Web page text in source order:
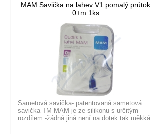
MAM Savička na lahev V1 pomalý průtok
0+m 1ks
Sametová savička- patentovaná sametová
savička TM MAM je ze silikonu s určitým
rozdílem -žádná jiná není na dotek tak měkká.